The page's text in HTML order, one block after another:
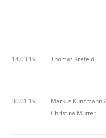
14.03.19 Thomas Krefeld
30.01.19
Markus Kunzmann /
Christina Mutter